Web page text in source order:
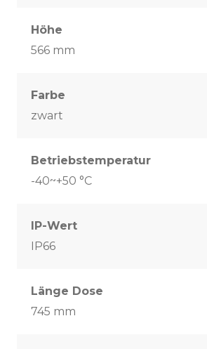
Höhe
566 mm
Farbe
zwart
Betriebstemperatur
-40~+50 °C
IP-Wert
IP66
Länge Dose
745 mm